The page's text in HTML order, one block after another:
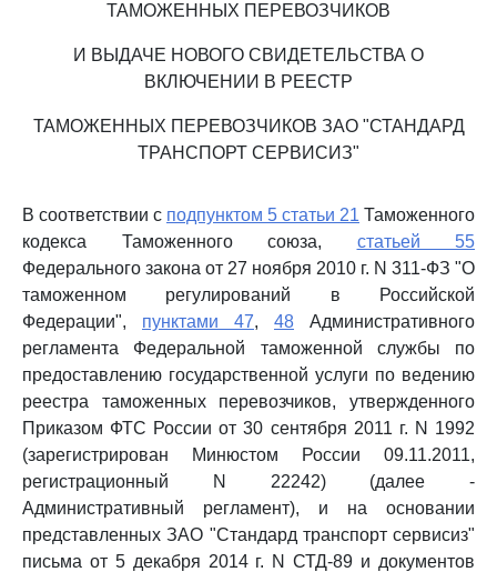
ТАМОЖЕННЫХ ПЕРЕВОЗЧИКОВ
И ВЫДАЧЕ НОВОГО СВИДЕТЕЛЬСТВА О
ВКЛЮЧЕНИИ В РЕЕСТР
ТАМОЖЕННЫХ ПЕРЕВОЗЧИКОВ ЗАО "СТАНДАРД
ТРАНСПОРТ СЕРВИСИЗ"
В соответствии с подпунктом 5 статьи 21 Таможенного
кодекса Таможенного союза, статьей 55
Федерального закона от 27 ноября 2010 г. N 311-ФЗ "О
таможенном регулирований в Российской
Федерации", пунктами 47, 48 Административного
регламента Федеральной таможенной службы по
предоставлению государственной услуги по ведению
реестра таможенных перевозчиков, утвержденного
Приказом ФТС России от 30 сентября 2011 г. N 1992
(зарегистрирован Минюстом России 09.11.2011,
регистрационный N 22242) (далее -
Административный регламент), и на основании
представленных ЗАО "Стандард транспорт сервисиз"
письма от 5 декабря 2014 г. N СТД-89 и документов